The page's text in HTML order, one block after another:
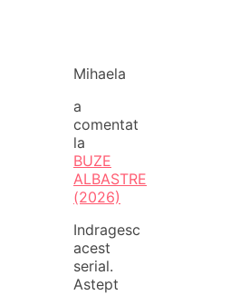
Mihaela
a
comentat
la
BUZE
ALBASTRE
(2026)
Indragesc
acest
serial.
Astept